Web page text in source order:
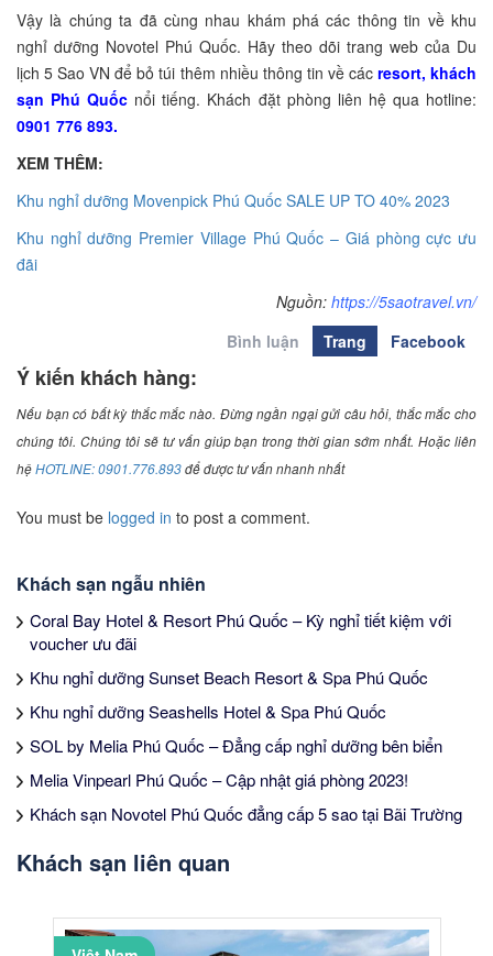
Vậy là chúng ta đã cùng nhau khám phá các thông tin về khu
nghỉ dưỡng Novotel Phú Quốc. Hãy theo dõi trang web của Du
lịch 5 Sao VN để bỏ túi thêm nhiều thông tin về cácresort, khách
sạn Phú Quốc nổi tiếng. Khách đặt phòng liên hệ qua hotline:
0901 776 893.
XEM THÊM:
Khu nghỉ dưỡng Movenpick Phú Quốc SALE UP TO 40% 2023
Khu nghỉ dưỡng Premier Village Phú Quốc – Giá phòng cực ưu
đãi
Nguồn: https://5saotravel.vn/
Bình luận
Trang Facebook
Ý kiến khách hàng:
Nếu bạn có bất kỳ thắc mắc nào. Đừng ngần ngại gửi câu hỏi, thắc mắc cho
chúng tôi. Chúng tôi sẽ tư vấn giúp bạn trong thời gian sớm nhất. Hoặc liên
hệHOTLINE: 0901.776.893để được tư vấn nhanh nhất
You must be logged in to post a comment.
Khách sạn ngẫu nhiên
Coral Bay Hotel & Resort Phú Quốc – Kỳ nghỉ tiết kiệm với
voucher ưu đãi
Khu nghỉ dưỡng Sunset Beach Resort & Spa Phú Quốc
Khu nghỉ dưỡng Seashells Hotel & Spa Phú Quốc
SOL by Melia Phú Quốc – Đẳng cấp nghỉ dưỡng bên biển
Melia Vinpearl Phú Quốc – Cập nhật giá phòng 2023!
Khách sạn Novotel Phú Quốc đẳng cấp 5 sao tại Bãi Trường
Khách sạn liên quan